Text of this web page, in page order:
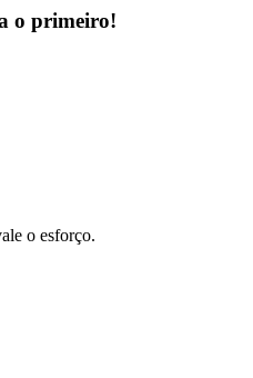
o primeiro!
o esforço.